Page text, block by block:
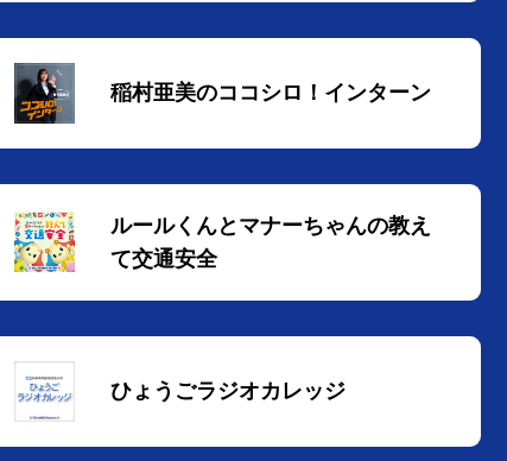
稲村亜美のココシロ！インターン
ルールくんとマナーちゃんの教え
て交通安全
ひょうごラジオカレッジ